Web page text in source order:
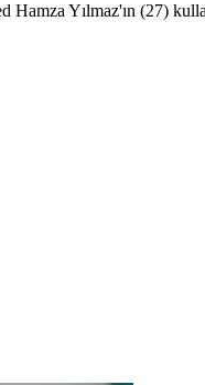
Yılmaz'ın (27)